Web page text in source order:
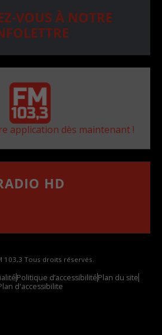
VOUS À NOTRE
application dès maintenant !
HD
103,3 Tous droits réservés.
Politique d’accessibilitéPlan du site
d'accessibilite